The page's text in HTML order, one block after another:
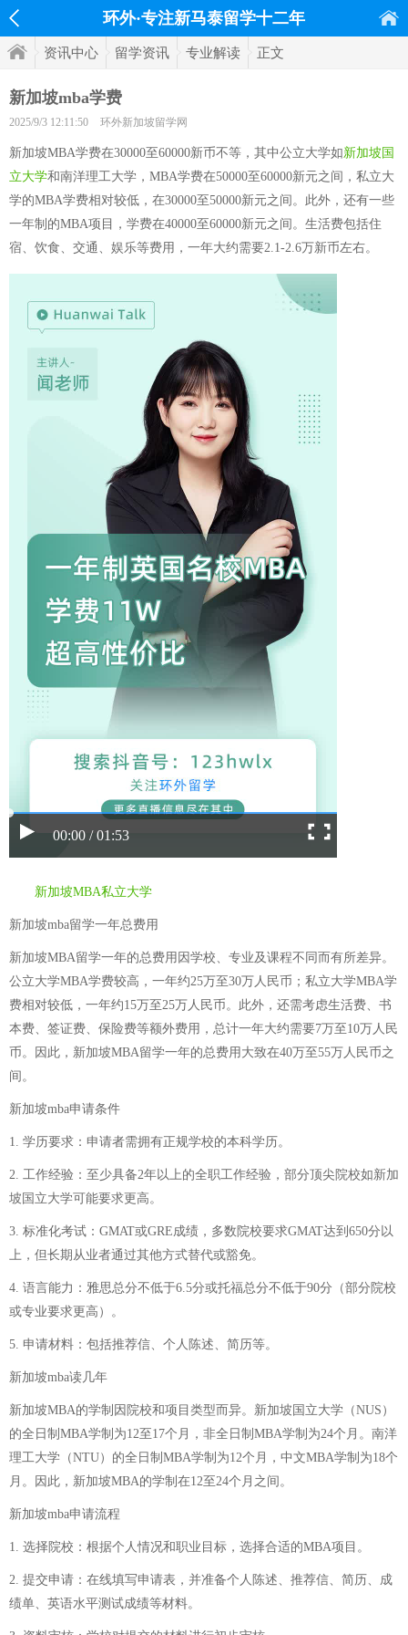
环外·专注新马泰留学十二年
资讯中心 留学资讯 专业解读 正文
新加坡mba学费
2025/9/3 12:11:50 环外新加坡留学网
新加坡MBA学费在30000至60000新币不等，其中公立大学如新加坡国
立大学和南洋理工大学，MBA学费在50000至60000新元之间，私立大
学的MBA学费相对较低，在30000至50000新元之间。此外，还有一些
一年制的MBA项目，学费在40000至60000新元之间。生活费包括住
宿、饮食、交通、娱乐等费用，一年大约需要2.1-2.6万新币左右。
00:00 / 01:53
新加坡MBA私立大学
新加坡mba留学一年总费用
新加坡MBA留学一年的总费用因学校、专业及课程不同而有所差异。
公立大学MBA学费较高，一年约25万至30万人民币；私立大学MBA学
费相对较低，一年约15万至25万人民币。此外，还需考虑生活费、书
本费、签证费、保险费等额外费用，总计一年大约需要7万至10万人民
币。因此，新加坡MBA留学一年的总费用大致在40万至55万人民币之
间。
新加坡mba申请条件
1. 学历要求：申请者需拥有正规学校的本科学历。
2. 工作经验：至少具备2年以上的全职工作经验，部分顶尖院校如新加
坡国立大学可能要求更高。
3. 标准化考试：GMAT或GRE成绩，多数院校要求GMAT达到650分以
上，但长期从业者通过其他方式替代或豁免。
4. 语言能力：雅思总分不低于6.5分或托福总分不低于90分（部分院校
或专业要求更高）。
5. 申请材料：包括推荐信、个人陈述、简历等。
新加坡mba读几年
新加坡MBA的学制因院校和项目类型而异。新加坡国立大学（NUS）
的全日制MBA学制为12至17个月，非全日制MBA学制为24个月。南洋
理工大学（NTU）的全日制MBA学制为12个月，中文MBA学制为18个
月。因此，新加坡MBA的学制在12至24个月之间。
新加坡mba申请流程
1. 选择院校：根据个人情况和职业目标，选择合适的MBA项目。
2. 提交申请：在线填写申请表，并准备个人陈述、推荐信、简历、成
绩单、英语水平测试成绩等材料。